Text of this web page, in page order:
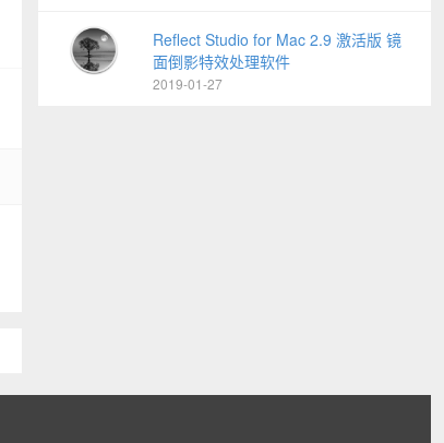
Reflect Studio for Mac 2.9 激活版 镜
面倒影特效处理软件
2019-01-27